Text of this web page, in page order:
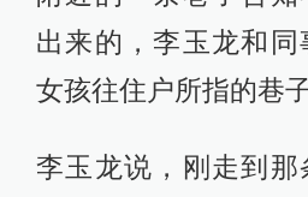
出来的，李玉龙和
女孩往住户所指的巷
李玉龙说，刚走到